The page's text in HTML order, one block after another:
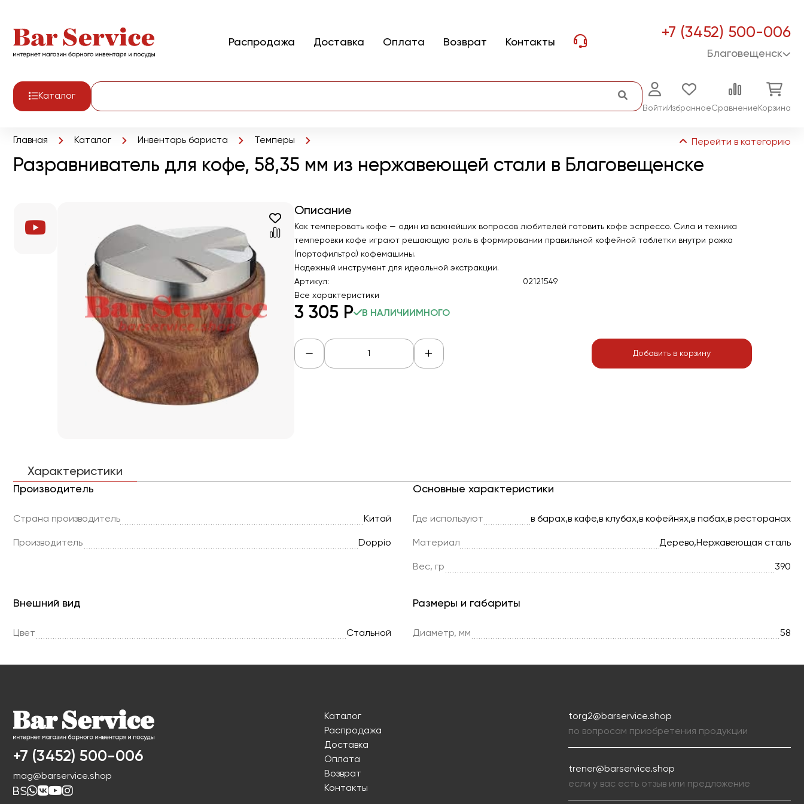
Распродажа Доставка Оплата Возврат Контакты
+7 (3452) 500-006
Благовещенск
Каталог
Войти ИзбранноеСравнение Корзина
Главная Каталог Инвентарь бариста Темперы
Разравниватель для кофе, 58,35 мм из нержавеющей стали в Благовещенске
Перейти в категорию
Описание
Как темперовать кофе — один из важнейших вопросов любителей готовить кофе эспрессо. Сила и техника
темперовки кофе играют решающую роль в формировании правильной кофейной таблетки внутри рожка
(портафильтра) кофемашины.
Надежный инструмент для идеальной экстракции.
Артикул:
02121549
Все характеристики
3 305Р В НАЛИЧИИ МНОГО
Добавить в корзину
Характеристики
Производитель
Страна производитель Китай
Производитель Doppio
Основные характеристики
Где используют в барах,в кафе,в клубах,в кофейнях,в пабах,в ресторанах
Материал Дерево,Нержавеющая сталь
Вес, гр 390
Внешний вид
Цвет Стальной
Размеры и габариты
Диаметр, мм 58
+7 (3452) 500-006
mag@barservice.shop
Каталог
Распродажа
Доставка
Оплата
Возврат
Контакты
torg2@barservice.shop
по вопросам приобретения продукции
trener@barservice.shop
если у вас есть отзыв или предложение